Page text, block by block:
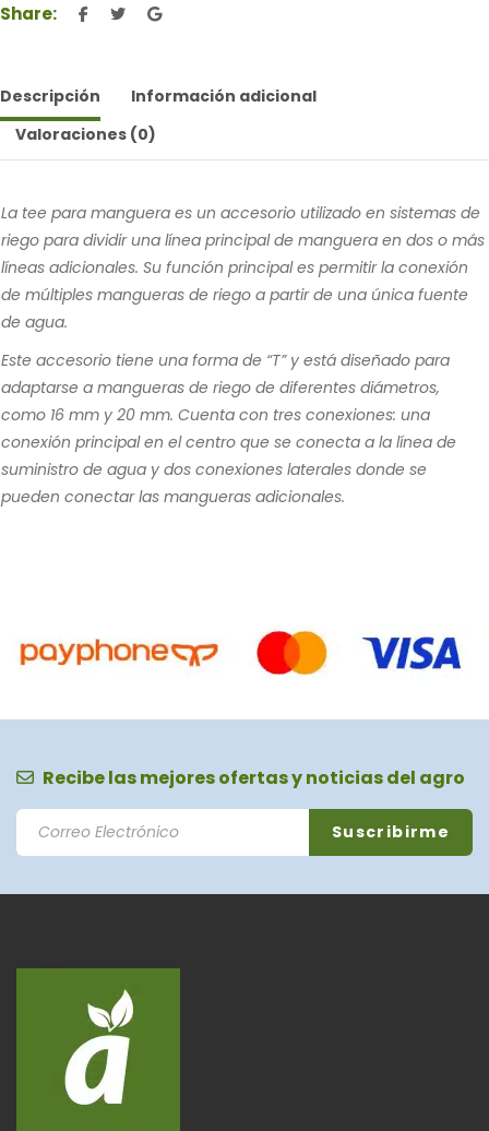
Share:
Descripción
Información adicional
Valoraciones (0)
La tee para manguera es un accesorio utilizado en sistemas de
riego para dividir una línea principal de manguera en dos o más
líneas adicionales. Su función principal es permitir la conexión
de múltiples mangueras de riego a partir de una única fuente
de agua.
Este accesorio tiene una forma de “T” y está diseñado para
adaptarse a mangueras de riego de diferentes diámetros,
como 16 mm y 20 mm. Cuenta con tres conexiones: una
conexión principal en el centro que se conecta a la línea de
suministro de agua y dos conexiones laterales donde se
pueden conectar las mangueras adicionales.
Recibe las mejores ofertas y noticias del agro